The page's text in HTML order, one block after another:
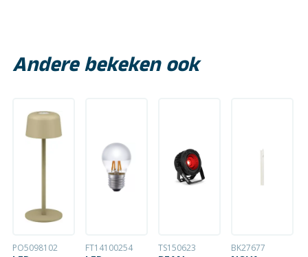
Andere bekeken ook
PO5098102 FT14100254 TS150623 BK27677